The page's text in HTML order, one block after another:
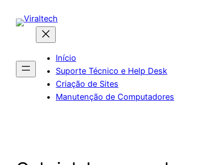
para
Início
Suporte Técnico e Help Desk
Criação de Sites
Manutenção de Computadores